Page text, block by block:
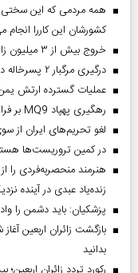
همه مردمی که این
کشورشان این کاررا انجام
خروج بیش از ۳ میلیون زائر از تمام مرز‌های کشور
درگیری مرگبار ۲ پسرخاله در پارک
عملیات گسترده ارتش
رهگیری پهپاد MQ9 بر فراز تنگه هرمز
لغو تحریم‌های ایران از
در کمین تروریست‌ها
زنده‌یاد عبدی در آینده
پزشکیان: باید دشمن را
بدانید